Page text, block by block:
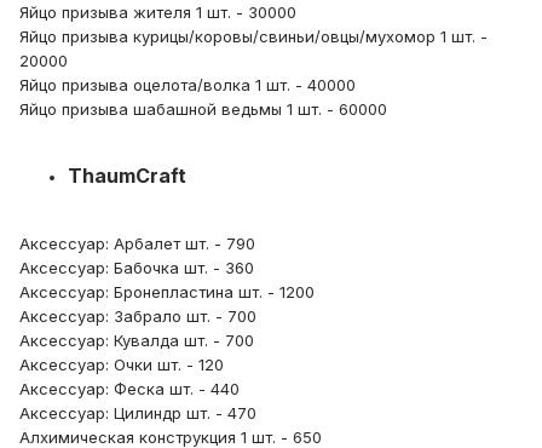
Яйцо призыва жителя 1 шт. - 30000
Яйцо призыва курицы/коровы/свиньи/овцы/мухомор 1 шт. -
20000
Яйцо призыва оцелота/волка 1 шт. - 40000
Яйцо призыва шабашной ведьмы 1 шт. - 60000
ThaumCraft
Аксессуар: Арбалет шт. - 790
Аксессуар: Бабочка шт. - 360
Аксессуар: Бронепластина шт. - 1200
Аксессуар: Забрало шт. - 700
Аксессуар: Кувалда шт. - 700
Аксессуар: Очки шт. - 120
Аксессуар: Феска шт. - 440
Аксессуар: Цилиндр шт. - 470
Алхимическая конструкция 1 шт. - 650